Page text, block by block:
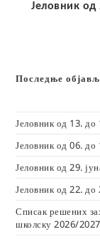
Јеловник од
Последње
Јеловник од 13. до
Јеловник од 06. до
Јеловник од 29.
Јеловник од 22. до
Списак решених
школску 2026/